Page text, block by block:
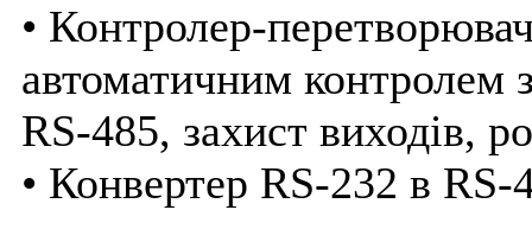
• Контролер-
автоматичним контролем
RS-485, захист виходів,
• Конвертер RS-232 в